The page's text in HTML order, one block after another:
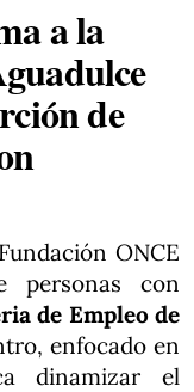
a la
de
ONCE
personas con
de Empleo de
enfocado en
dinamizar el